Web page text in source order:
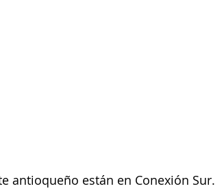
antioqueño están en Conexión Sur.